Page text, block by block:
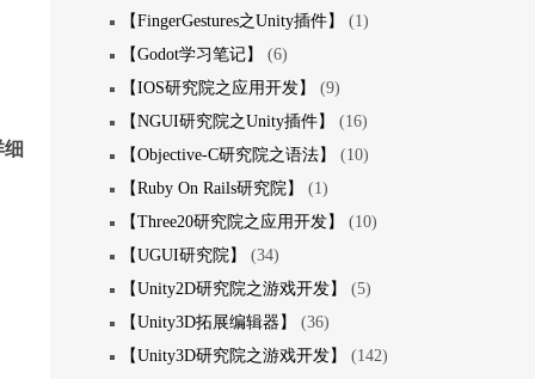
【FingerGestures之Unity插件】
(1)
【Godot学习笔记】
(6)
【IOS研究院之应用开发】
(9)
【NGUI研究院之Unity插件】
(16)
【Objective-C研究院之语法】
(10)
【Ruby On Rails研究院】
(1)
【Three20研究院之应用开发】
(10)
【UGUI研究院】
(34)
【Unity2D研究院之游戏开发】
(5)
【Unity3D拓展编辑器】
(36)
【Unity3D研究院之游戏开发】
(142)